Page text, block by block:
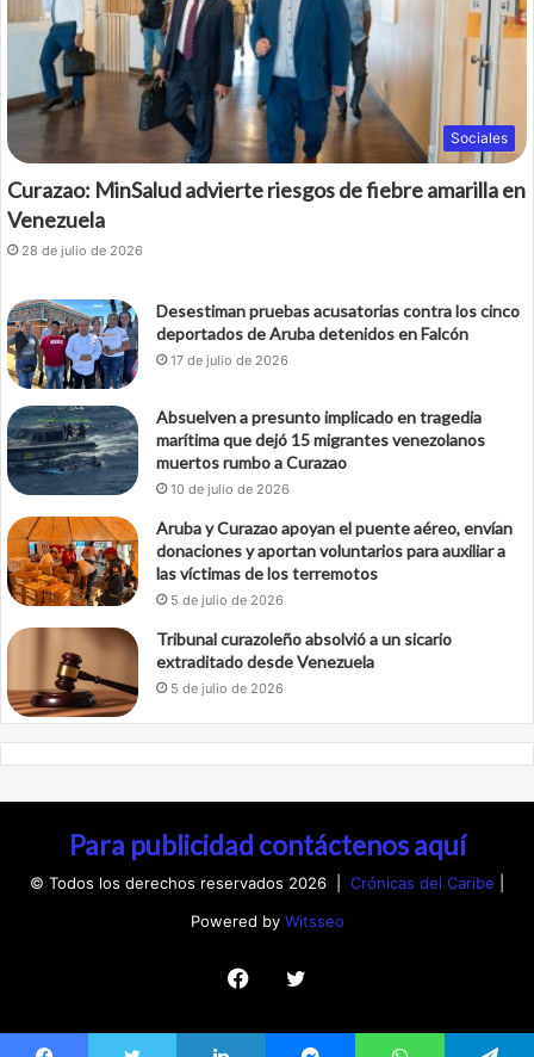
Sociales
Curazao: MinSalud advierte riesgos de fiebre amarilla en
Venezuela
28 de julio de 2026
Desestiman pruebas acusatorias contra los cinco
deportados de Aruba detenidos en Falcón
17 de julio de 2026
Absuelven a presunto implicado en tragedia
marítima que dejó 15 migrantes venezolanos
muertos rumbo a Curazao
10 de julio de 2026
Aruba y Curazao apoyan el puente aéreo, envían
donaciones y aportan voluntarios para auxiliar a
las víctimas de los terremotos
5 de julio de 2026
Tribunal curazoleño absolvió a un sicario
extraditado desde Venezuela
5 de julio de 2026
Para publicidad contáctenos aquí
© Todos los derechos reservados 2026 | Crónicas del Caribe
Powered by Witsseo
FacebookTwitter